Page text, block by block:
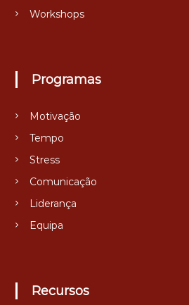
Workshops
Programas
Motivação
Tempo
Stress
Comunicação
Liderança
Equipa
Recursos